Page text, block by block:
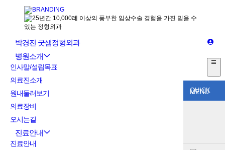
QUICK
MENU
박경진 굿샘정형외과
병원소개
인사말/설립목표
의료진소개
원내둘러보기
의료장비
오시는길
진료안내
진료안내